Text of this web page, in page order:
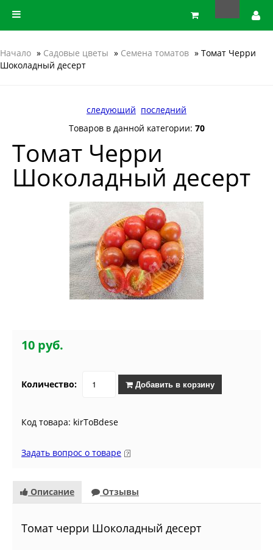
Начало » Садовые цветы » Семена томатов » Томат Черри
Шоколадный десерт
следующий последний
Товаров в данной категории: 70
Томат Черри
Шоколадный десерт
10 руб.
Количество: Добавить в корзину
Код товара: kirToBdese
Задать вопрос о товаре
Описание Отзывы
Томат черри Шоколадный десерт